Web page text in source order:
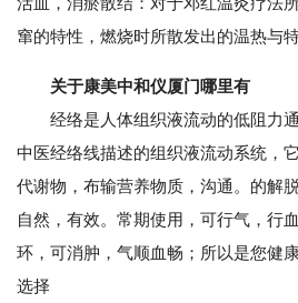
窜的特性，燃烧时所散发出的温热与
关于康美中和仪厦门哪里有
经络是人体组织液流动的低阻力通
中医经络线描述的组织液流动系统，
代谢物，布输营养物质，沟通。的解
自然，有效。常期使用，可行气，行
环，可消肿，气顺血畅；所以是您健
选择